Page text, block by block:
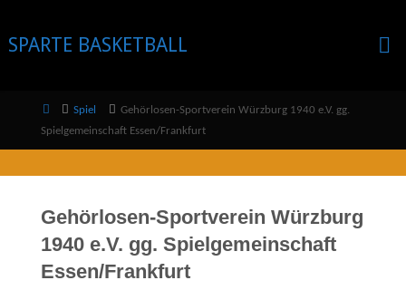
content
SPARTE BASKETBALL
HomeSpiel
Gehörlosen-Sportverein Würzburg 1940 e.V. gg.
Spielgemeinschaft Essen/Frankfurt
Gehörlosen-Sportverein Würzburg
1940 e.V. gg. Spielgemeinschaft
Essen/Frankfurt